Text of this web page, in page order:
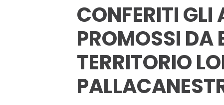
CONFERITI GLI
PROMOSSI DA
TERRITORIO